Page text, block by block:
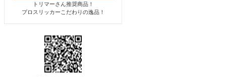
トリマーさん推奨商品！
プロスリッカーこだわりの逸品！